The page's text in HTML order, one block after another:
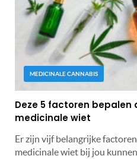
MEDICINALE CANNABIS
Deze 5 factoren bepalen
medicinale wiet
Er zijn vijf belangrijke
medicinale wiet bij jou